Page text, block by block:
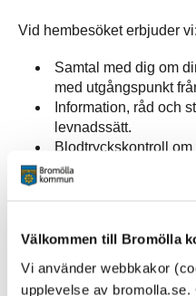
Välkommen till Bromölla
Vi använder webbkakor
upplevelse av
Vid hembesöket erbjuder vi:
Samtal med dig om
med utgångspunkt
Information, råd och
levnadssätt.
Blodtryckskontroll om
Sidan senast uppdaterad: